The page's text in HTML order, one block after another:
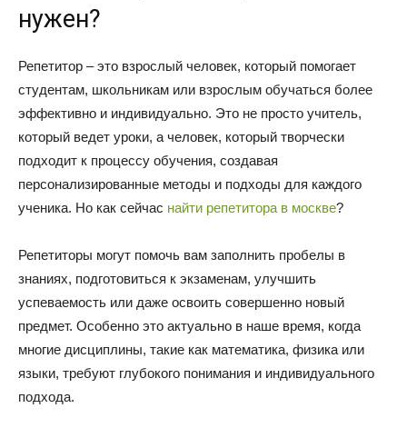
нужен?
Репетитор – это взрослый человек, который помогает
студентам, школьникам или взрослым обучаться более
эффективно и индивидуально. Это не просто учитель,
который ведет уроки, а человек, который творчески
подходит к процессу обучения, создавая
персонализированные методы и подходы для каждого
ученика. Но как сейчас найти репетитора в москве?
Репетиторы могут помочь вам заполнить пробелы в
знаниях, подготовиться к экзаменам, улучшить
успеваемость или даже освоить совершенно новый
предмет. Особенно это актуально в наше время, когда
многие дисциплины, такие как математика, физика или
языки, требуют глубокого понимания и индивидуального
подхода.